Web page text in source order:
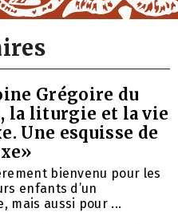
Grégoire du
la liturgie et la vie
Une esquisse de
bienvenu pour les
enfants d’un
mais aussi pour ...